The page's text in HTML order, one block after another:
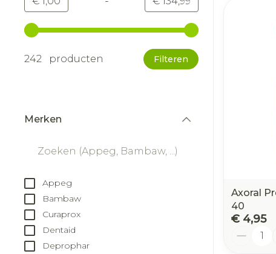
Gebruik de pijltjestoetsen links en rechts om de
242 producten Filteren
Merken
Appeg
Bambaw
Curaprox
Dentaid
Deprophar
Axoral
40
€ 4,95
Aantal